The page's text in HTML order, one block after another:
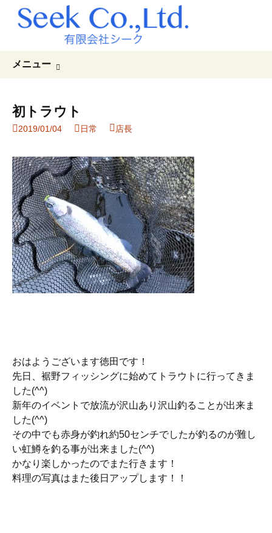
メニュー
ツ
へ
キ
ッ
プ
初トラウト
2019/01/04 日常 店長
おはようございます徳田です！
先日、裾野フィッシングに始めてトラウトに行ってきま
した(^^)
新年のイベントで放流が沢山あり沢山釣ることが出来ま
した(^^)
その中でも赤身が釣れ約50センチでしたが釣るのが難し
い虹鱒を釣る事が出来ました(^^)
かなり楽しかったのでまた行きます！
料理の写真はまた後日アップします！！